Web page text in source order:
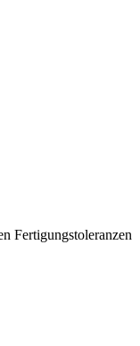
Fertigungstoleranzen